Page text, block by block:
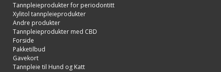
Tannpleieprodukter for periodontitt
Xylitol tannpleieprodukter
Andre produkter
Tannpleieprodukter med CBD
Forside
Pakketilbud
Gavekort
Tannpleie til Hund og Katt